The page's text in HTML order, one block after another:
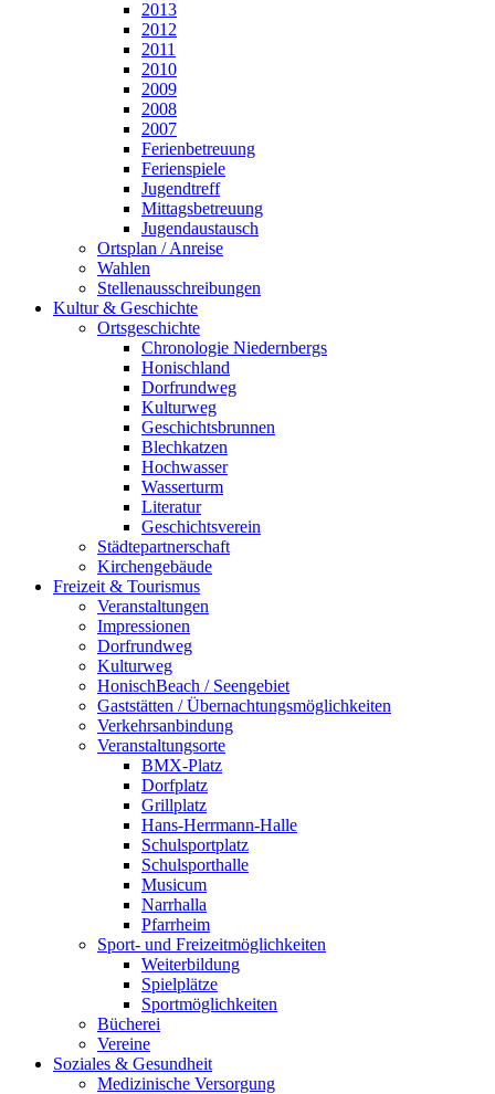
2013
2012
2011
2010
2009
2008
2007
Ferienbetreuung
Ferienspiele
Jugendtreff
Mittagsbetreuung
Jugendaustausch
Ortsplan / Anreise
Wahlen
Stellenausschreibungen
Kultur & Geschichte
Ortsgeschichte
Chronologie Niedernbergs
Honischland
Dorfrundweg
Kulturweg
Geschichtsbrunnen
Blechkatzen
Hochwasser
Wasserturm
Literatur
Geschichtsverein
Städtepartnerschaft
Kirchengebäude
Freizeit & Tourismus
Veranstaltungen
Impressionen
Dorfrundweg
Kulturweg
HonischBeach / Seengebiet
Gaststätten / Übernachtungsmöglichkeiten
Verkehrsanbindung
Veranstaltungsorte
BMX-Platz
Dorfplatz
Grillplatz
Hans-Herrmann-Halle
Schulsportplatz
Schulsporthalle
Musicum
Narrhalla
Pfarrheim
Sport- und Freizeitmöglichkeiten
Weiterbildung
Spielplätze
Sportmöglichkeiten
Bücherei
Vereine
Soziales & Gesundheit
Medizinische Versorgung